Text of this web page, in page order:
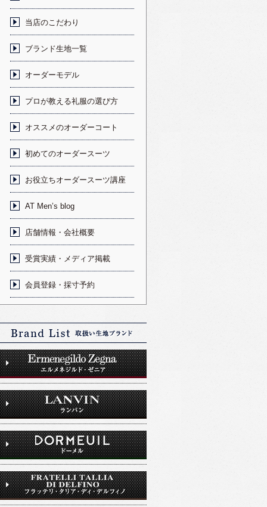
当店のこだわり
ブランド生地一覧
オーダーモデル
プロが教える礼服の選び方
オススメのオーダーコート
初めてのオーダースーツ
お役立ちオーダースーツ講座
AT Men’s blog
店舗情報・会社概要
受賞実績・メディア掲載
会員登録・採寸予約